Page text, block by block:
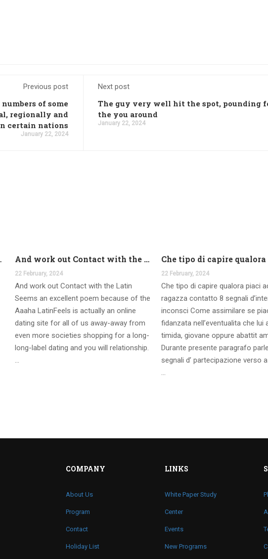
Previous post
of some
regionally and
certain nations
January 22, 2024
Next post
The guy very well hit the spot, pounding
the you around
January 22, 2024
you jurisdiction And work out Contact with the Latin Seems
22 February, 2024
And work out Contact with the Latin
Seems an excellent poem because of the
Aaaha LatinFeels is actually an online
dating site for all of us away-away from
even more societies shopping for a long-
long-label dating and you will relationship.
…
22 February, 2024
Che tipo di capire qualora piaci
ragazza contatto 8 segnali
inconsci Come assimilare se
fidanzata nell’eventualita che lui
timida, giovane oppure abattit
Durante presente paragrafo
segnali d’ partecipazione verso
…
COMPANY
About Us
Program
Contact
Holiday List
LINKS
White Paper Study
Center
Events
New Programs